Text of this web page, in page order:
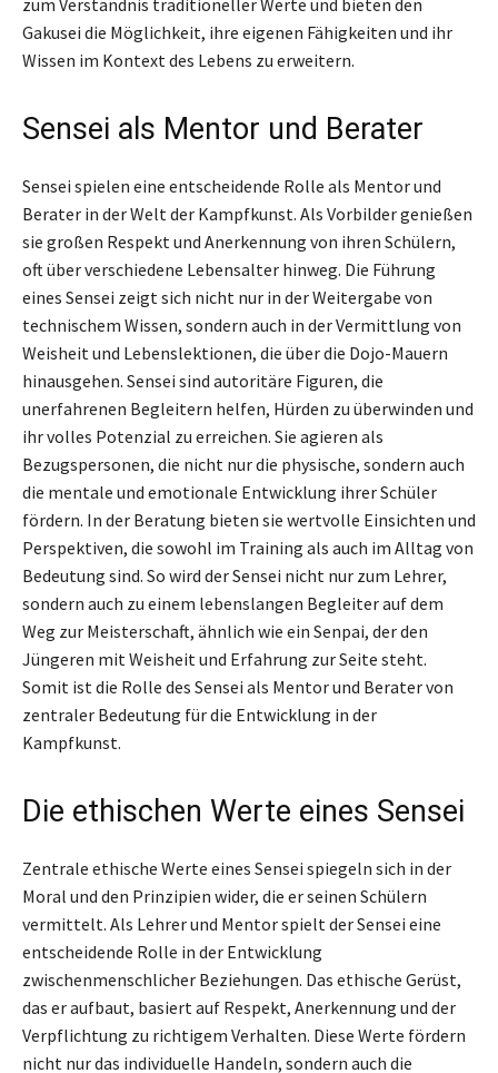
Gakusei die Möglichkeit, ihre eigenen Fähigkeiten und ihr
Wissen im Kontext des Lebens zu erweitern.
Sensei als Mentor und Berater
Sensei spielen eine entscheidende Rolle als Mentor und
Berater in der Welt der Kampfkunst. Als Vorbilder genießen
sie großen Respekt und Anerkennung von ihren Schülern,
oft über verschiedene Lebensalter hinweg. Die Führung
eines Sensei zeigt sich nicht nur in der Weitergabe von
technischem Wissen, sondern auch in der Vermittlung von
Weisheit und Lebenslektionen, die über die Dojo-Mauern
hinausgehen. Sensei sind autoritäre Figuren, die
unerfahrenen Begleitern helfen, Hürden zu überwinden und
ihr volles Potenzial zu erreichen. Sie agieren als
Bezugspersonen, die nicht nur die physische, sondern auch
die mentale und emotionale Entwicklung ihrer Schüler
fördern. In der Beratung bieten sie wertvolle Einsichten und
Perspektiven, die sowohl im Training als auch im Alltag von
Bedeutung sind. So wird der Sensei nicht nur zum Lehrer,
sondern auch zu einem lebenslangen Begleiter auf dem
Weg zur Meisterschaft, ähnlich wie ein Senpai, der den
Jüngeren mit Weisheit und Erfahrung zur Seite steht.
Somit ist die Rolle des Sensei als Mentor und Berater von
zentraler Bedeutung für die Entwicklung in der
Kampfkunst.
Die ethischen Werte eines Sensei
Zentrale ethische Werte eines Sensei spiegeln sich in der
Moral und den Prinzipien wider, die er seinen Schülern
vermittelt. Als Lehrer und Mentor spielt der Sensei eine
entscheidende Rolle in der Entwicklung
zwischenmenschlicher Beziehungen. Das ethische Gerüst,
das er aufbaut, basiert auf Respekt, Anerkennung und der
Verpflichtung zu richtigem Verhalten. Diese Werte fördern
nicht nur das individuelle Handeln, sondern auch die